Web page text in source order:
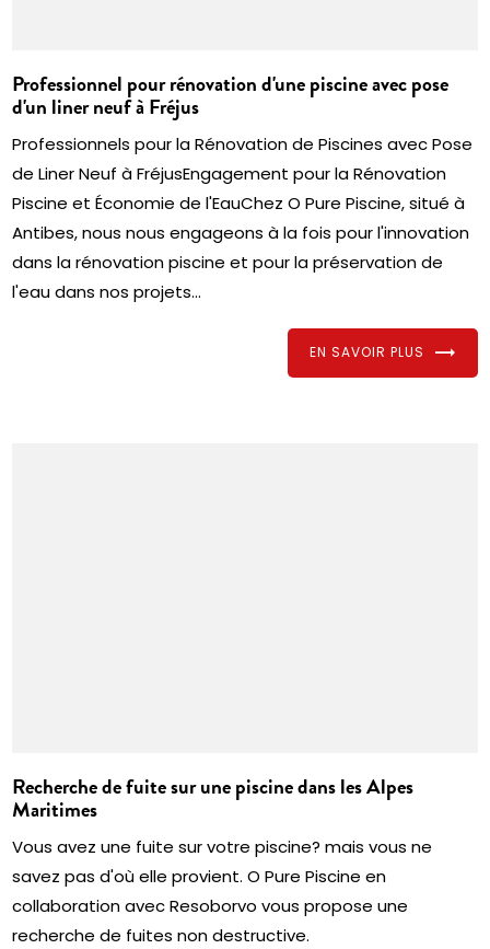
Professionnel pour rénovation d'une piscine avec pose
d'un liner neuf à Fréjus
Professionnels pour la Rénovation de Piscines avec Pose
de Liner Neuf à FréjusEngagement pour la Rénovation
Piscine et Économie de l'EauChez O Pure Piscine, situé à
Antibes, nous nous engageons à la fois pour l'innovation
dans la rénovation piscine et pour la préservation de
l'eau dans nos projets...
EN SAVOIR PLUS
Recherche de fuite sur une piscine dans les Alpes
Maritimes
Vous avez une fuite sur votre piscine? mais vous ne
savez pas d'où elle provient. O Pure Piscine en
collaboration avec Resoborvo vous propose une
recherche de fuites non destructive.